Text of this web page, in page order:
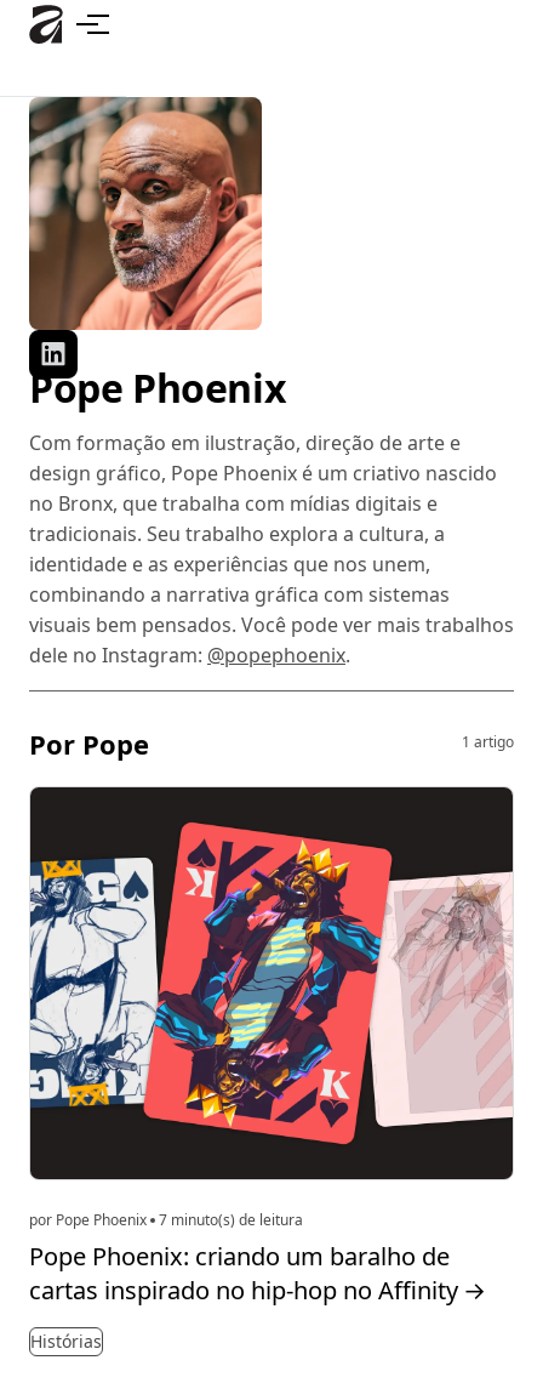
Pular
para
conteúdo
principal
Pope Phoenix
Com formação em ilustração, direção de arte e
design gráfico, Pope Phoenix é um criativo nascido
no Bronx, que trabalha com mídias digitais e
tradicionais. Seu trabalho explora a cultura, a
identidade e as experiências que nos unem,
combinando a narrativa gráfica com sistemas
visuais bem pensados. Você pode ver mais trabalhos
dele no Instagram: @popephoenix.
Por Pope 1 artigo
por Pope Phoenix 7 minuto(s) de leitura
Pope Phoenix: criando um baralho de
cartas inspirado no hip-hop no Affinity →
Histórias